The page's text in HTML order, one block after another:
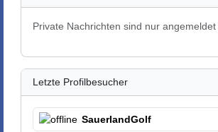
Private Nachrichten sind nur angemeldet
Letzte Profilbesucher
SauerlandGolf